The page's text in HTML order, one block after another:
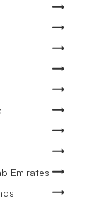
Emirates